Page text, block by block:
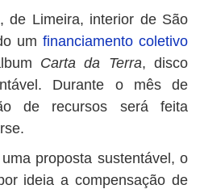
de Limeira, interior de São
um financiamento coletivo
Carta da Terra, disco
Durante o mês de
de recursos será feita
proposta sustentável, o
ideia a compensação de